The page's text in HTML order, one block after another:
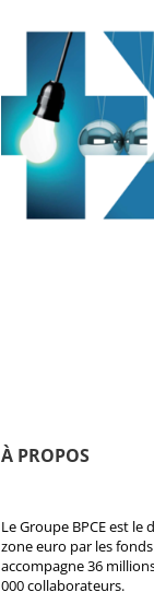
À PROPOS
Le Groupe BPCE est
zone euro par les
accompagne 36
000 collaborateurs.